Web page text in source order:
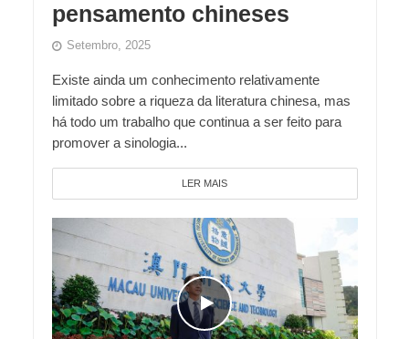
pensamento chineses
Setembro, 2025
Existe ainda um conhecimento relativamente
limitado sobre a riqueza da literatura chinesa, mas
há todo um trabalho que continua a ser feito para
promover a sinologia...
LER MAIS